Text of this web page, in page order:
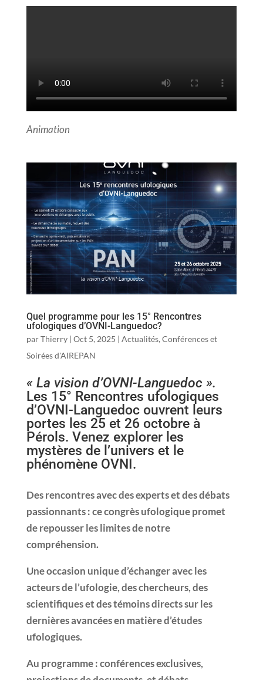
Animation
Quel programme pour les 15° Rencontres
ufologiques d’OVNI-Languedoc?
parThierry| Oct 5, 2025 | Actualités, Conférences et
Soirées d'AIREPAN
« La vision d’OVNI-Languedoc ».
Les 15° Rencontres ufologiques
d’OVNI-Languedoc ouvrent leurs
portes les 25 et 26 octobre à
Pérols. Venez explorer les
mystères de l’univers et le
phénomène OVNI.
Des rencontres avec des experts et des débats
passionnants : ce congrès ufologique promet
de repousser les limites de notre
compréhension.
Une occasion unique d’échanger avec les
acteurs de l’ufologie, des chercheurs, des
scientifiques et des témoins directs sur les
dernières avancées en matière d’études
ufologiques.
Au programme : conférences exclusives,